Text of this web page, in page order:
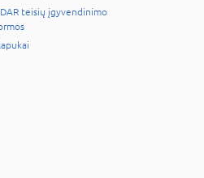
teisių įgyvendinimo